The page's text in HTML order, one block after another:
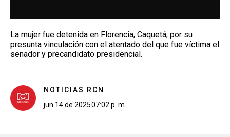
La mujer fue detenida en Florencia, Caquetá, por su
presunta vinculación con el atentado del que fue víctima el
senador y precandidato presidencial.
NOTICIAS RCN
jun 14 de 202507:02 p. m.